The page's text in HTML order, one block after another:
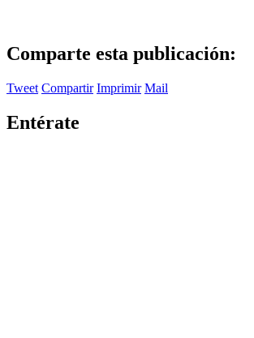
Comparte esta publicación:
Tweet Compartir Imprimir Mail
Entérate